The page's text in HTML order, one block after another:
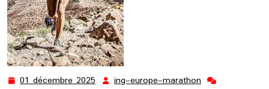
01 décembre 2025 01 ing-europe-marathon ing-